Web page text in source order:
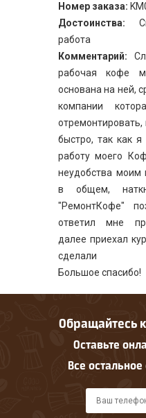
Номер заказа:
Достоинства:
работа
Комментарий:
рабочая кофе
основана на ней,
компании
быстро, так как я
работу моего
неудобства моим
в общем,
"РемонтКофе"
ответил мне
далее приехал
сделали
Большое спасибо!
Обращайтесь
Оставьте
Все